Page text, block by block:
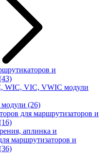
и
WIC, VIC, VWIC модули
(26)
для маршрутизаторов и
аплинка и
маршрутизаторов и